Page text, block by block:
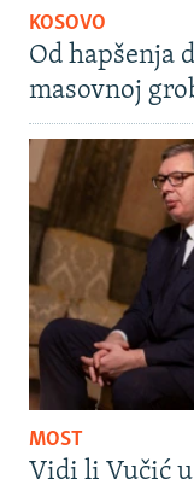
KOSOVO
Od hapšenja
masovnoj
MOST
Vidi li Vučić